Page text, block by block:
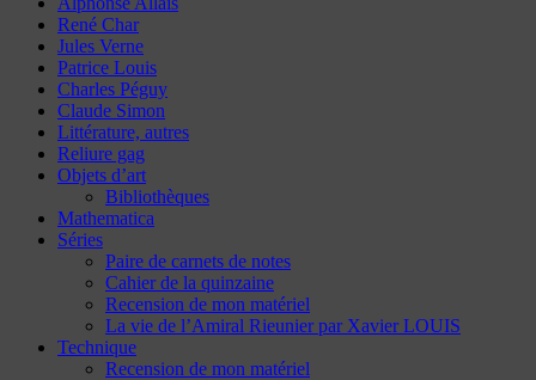
René Char
Jules Verne
Patrice Louis
Charles Péguy
Claude Simon
Littérature, autres
Reliure gag
Objets d’art
Bibliothèques
Mathematica
Séries
Paire de carnets de notes
Cahier de la quinzaine
Recension de mon matériel
La vie de l’Amiral Rieunier par Xavier LOUIS
Technique
Recension de mon matériel